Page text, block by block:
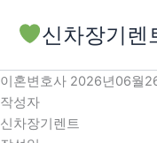
로
건
너
뛰
신차장기렌
이혼변호사 2026년06월
작성자
신차장기렌트